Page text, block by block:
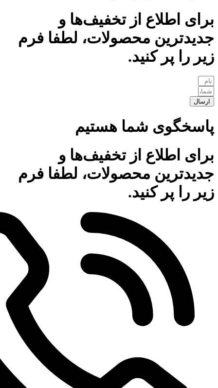
برای اطلاع از تخفیف‌ها و
جدیدترین محصولات، لطفا فرم
زیر را پر کنید.
ارسال
پاسخگوی شما هستیم
برای اطلاع از تخفیف‌ها و
جدیدترین محصولات، لطفا فرم
زیر را پر کنید.